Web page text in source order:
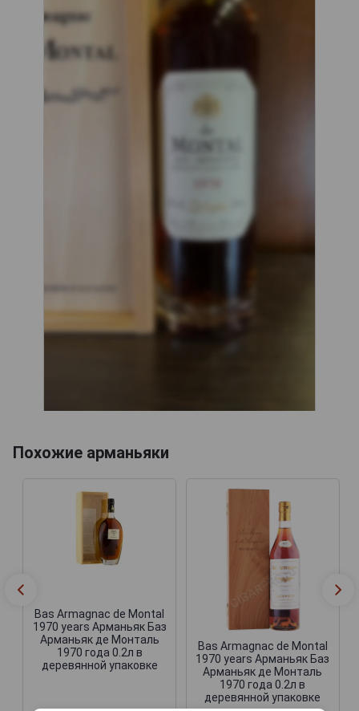
Похожие арманьяки
Bas Armagnac de Montal
1970 years Арманьяк Баз
Арманьяк де Монталь
1970 года 0.2л в
деревянной упаковке
Bas Armagnac de Montal
1970 years Арманьяк Баз
Арманьяк де Монталь
1970 года 0.2л в
деревянной упаковке